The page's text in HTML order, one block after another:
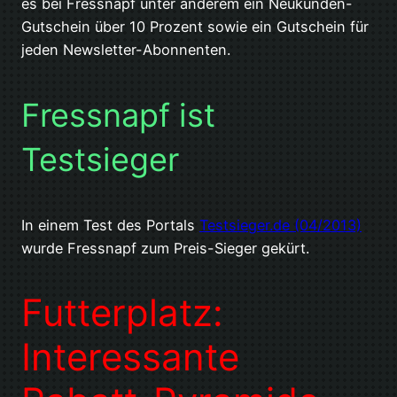
Gutschein über 10 Prozent sowie ein Gutschein für
jeden Newsletter-Abonnenten.
Fressnapf ist
Testsieger
In einem Test des Portals Testsieger.de (04/2013)
wurde Fressnapf zum Preis-Sieger gekürt.
Futterplatz:
Interessante